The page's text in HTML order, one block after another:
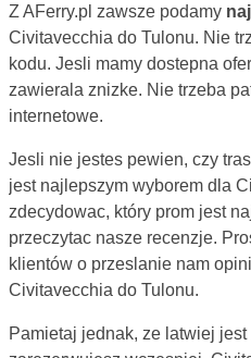
Z AFerry.pl zawsze podamy
Civitavecchia do Tulonu. Nie
kodu. Jesli mamy dostepna
zawierala znizke. Nie trzeba
internetowe.
Jesli nie jestes pewien, czy
jest najlepszym wyborem dla
zdecydowac, który prom jest
przeczytac nasze recenzje.
klientów o przeslanie nam
Civitavecchia do Tulonu.
Pamietaj jednak, ze latwiej